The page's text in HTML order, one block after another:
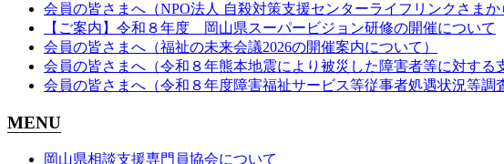
会員の皆さまへ（NPO法人 自殺対策支援センターライフリンクさまか
【ご案内】令和８年度 岡山県スーパービジョン研修の開催について
会員の皆さまへ（福祉の未来会議2026の開催案内について）
会員の皆さまへ（令和８年熊本地震により被災した障害者等に対する
会員の皆さまへ（令和８年度障害福祉サービス等従事者処遇状況等調
MENU
岡山県相談支援専門員協会について